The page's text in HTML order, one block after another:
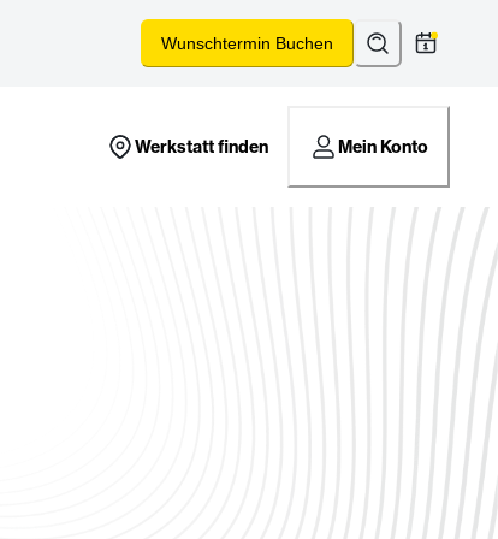
Wunschtermin Buchen Suchen*
Werkstatt finden Mein Konto